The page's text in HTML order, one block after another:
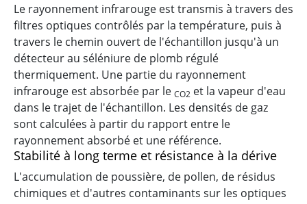
Le rayonnement infrarouge est transmis à travers des
filtres optiques contrôlés par la température, puis à
travers le chemin ouvert de l'échantillon jusqu'à un
détecteur au séléniure de plomb régulé
thermiquement. Une partie du rayonnement
infrarouge est absorbée par le CO2 et la vapeur d'eau
dans le trajet de l'échantillon. Les densités de gaz
sont calculées à partir du rapport entre le
rayonnement absorbé et une référence.
Stabilité à long terme et résistance à la dérive
L'accumulation de poussière, de pollen, de résidus
chimiques et d'autres contaminants sur les optiques